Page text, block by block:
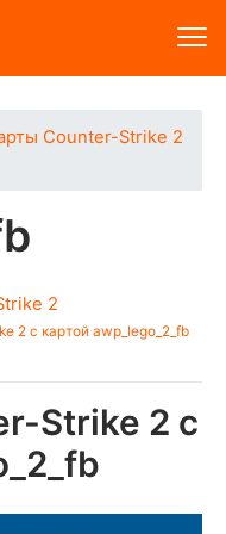
Counter-Strike 2
2
2 с картой awp_lego_2_fb
Strike 2 с